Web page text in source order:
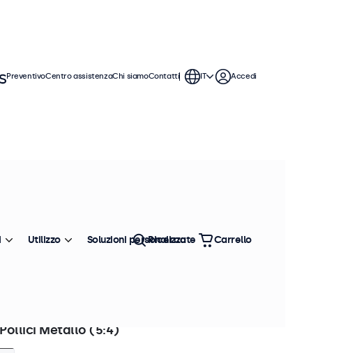
Questi monitor touchscreen da 19
con i sistemi operativi Windows,
Più venduto
Pollici Metallo (5:4)
PreventivoCentro assistenzaChi siamoContatti IT Accedi
Utilizzo Soluzioni personalizzate
Ricerca Carrello